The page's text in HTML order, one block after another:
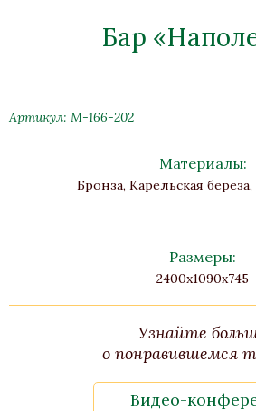
Бар
Артикул: М-166-202
Материалы:
Бронза, Карельская
Размеры:
2400х1090х745
Узнайте
о понравившемся
Видео-